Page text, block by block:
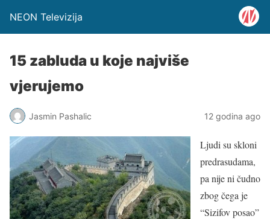
NEON Televizija
15 zabluda u koje najviše
vjerujemo
Jasmin Pashalic 12 godina ago
Ljudi su skloni
predrasudama,
pa nije ni čudno
zbog čega je
“Sizifov posao”